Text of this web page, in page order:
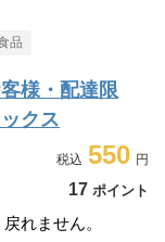
品
様・配達限
クス
550
17 ポイント
れません。